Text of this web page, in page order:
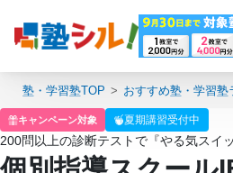
塾・学習塾TOP おすすめ塾・学習塾
キャンペーン対象 夏期講習受付中
200問以上の診断テストで『やる気スイ